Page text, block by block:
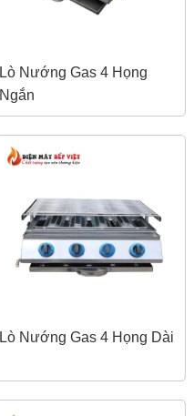
Lò Nướng Gas 4 Họng
Ngắn
Lò Nướng Gas 4 Họng Dài